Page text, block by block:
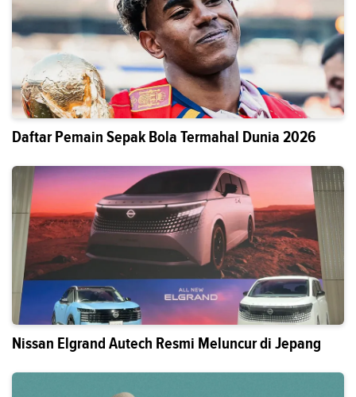
Daftar Pemain Sepak Bola Termahal Dunia 2026
Nissan Elgrand Autech Resmi Meluncur di Jepang